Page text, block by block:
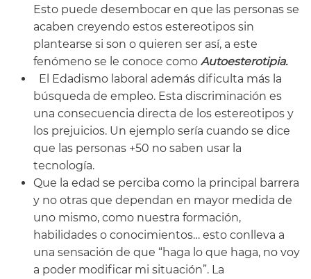
Esto puede desembocar en que las personas se
acaben creyendo estos estereotipos sin
plantearse si son o quieren ser así, a este
fenómeno se le conoce como Autoesterotipia.
El Edadismo laboral además dificulta más la
búsqueda de empleo. Esta discriminación es
una consecuencia directa de los estereotipos y
los prejuicios. Un ejemplo sería cuando se dice
que las personas +50 no saben usar la
tecnología.
Que la edad se perciba como la principal barrera
y no otras que dependan en mayor medida de
uno mismo, como nuestra formación,
habilidades o conocimientos… esto conlleva a
una sensación de que “haga lo que haga, no voy
a poder modificar mi situación”. La